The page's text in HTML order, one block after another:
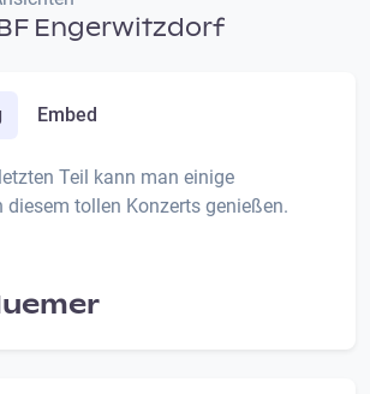
Engerwitzdorf
Embed
Teil kann man einige
diesem tollen Konzerts genießen.